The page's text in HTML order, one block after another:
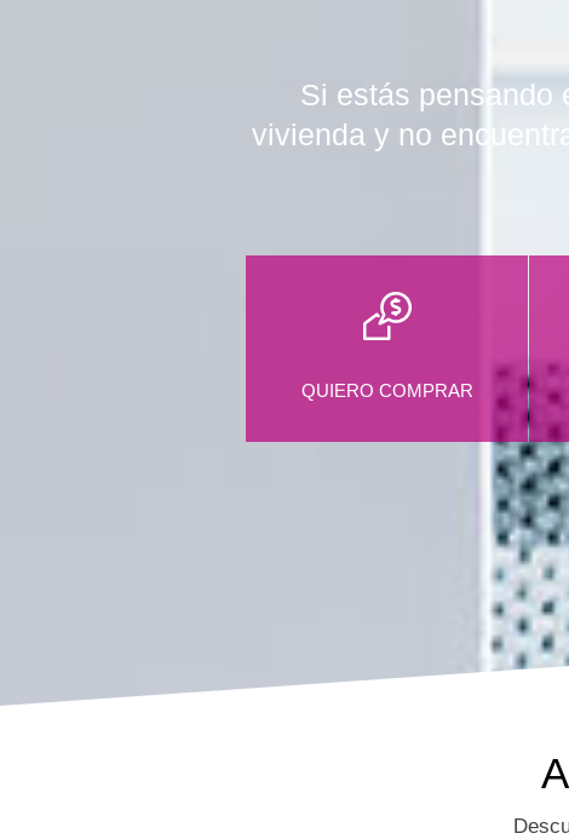
Si estás pensando
vivienda y no
QUIERO COMPRAR